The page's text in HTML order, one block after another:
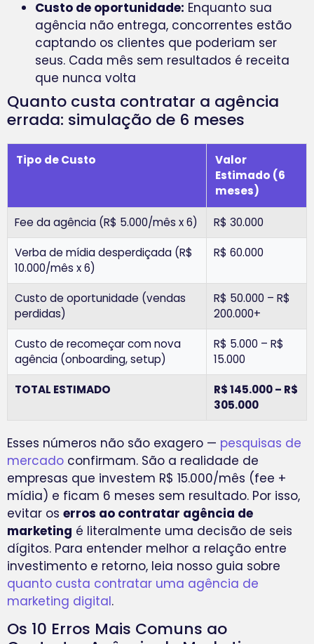
Custo de oportunidade: Enquanto sua
agência não entrega, concorrentes estão
captando os clientes que poderiam ser
seus. Cada mês sem resultados é receita
que nunca volta
Quanto custa contratar a agência
errada: simulação de 6 meses
Tipo de Custo
Valor
Estimado (6
meses)
Fee da agência (R$ 5.000/mês x 6) R$ 30.000
Verba de mídia desperdiçada (R$
10.000/mês x 6)
R$ 60.000
Custo de oportunidade (vendas
perdidas)
R$ 50.000 – R$
200.000+
Custo de recomeçar com nova
agência (onboarding, setup)
R$ 5.000 – R$
15.000
TOTAL ESTIMADO
R$ 145.000 – R$
305.000
Esses números não são exagero — pesquisas de
mercado confirmam. São a realidade de
empresas que investem R$ 15.000/mês (fee +
mídia) e ficam 6 meses sem resultado. Por isso,
evitar os erros ao contratar agência de
marketing é literalmente uma decisão de seis
dígitos. Para entender melhor a relação entre
investimento e retorno, leia nosso guia sobre
quanto custa contratar uma agência de
marketing digital.
Os 10 Erros Mais Comuns ao